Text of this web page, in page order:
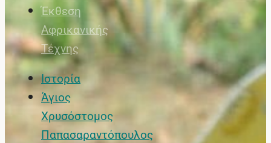
Έκθεση
Αφρικανικής
Τέχνης
Ιστορία
Άγιος
Χρυσόστομος
Παπασαραντόπουλος